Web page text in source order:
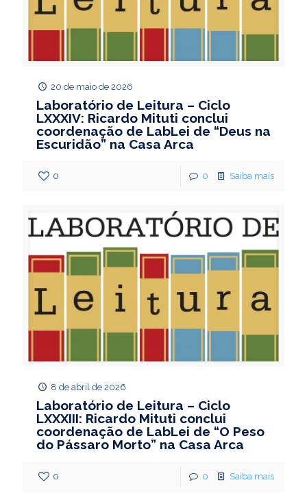
20 de maio de 2026
Laboratório de Leitura – Ciclo
LXXXIV: Ricardo Mituti conclui
coordenação de LabLei de “Deus na
Escuridão” na Casa Arca
0 0 Saiba mais
8 de abril de 2026
Laboratório de Leitura – Ciclo
LXXXIII: Ricardo Mituti conclui
coordenação de LabLei de “O Peso
do Pássaro Morto” na Casa Arca
0 0 Saiba mais